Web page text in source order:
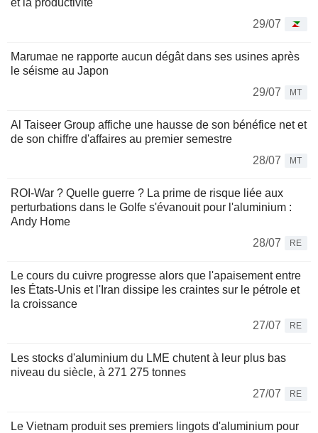
et la productivité
29/07
Marumae ne rapporte aucun dégât dans ses usines après
le séisme au Japon
29/07
MT
Al Taiseer Group affiche une hausse de son bénéfice net et
de son chiffre d'affaires au premier semestre
28/07
MT
ROI-War ? Quelle guerre ? La prime de risque liée aux
perturbations dans le Golfe s'évanouit pour l'aluminium :
Andy Home
28/07
RE
Le cours du cuivre progresse alors que l'apaisement entre
les États-Unis et l'Iran dissipe les craintes sur le pétrole et
la croissance
27/07
RE
Les stocks d'aluminium du LME chutent à leur plus bas
niveau du siècle, à 271 275 tonnes
27/07
RE
Le Vietnam produit ses premiers lingots d'aluminium pour